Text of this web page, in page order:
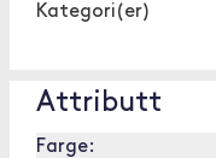
Kategori(er)
Attributt
Farge: